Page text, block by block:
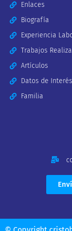
Enlaces
Biografía
Experiencia
Trabajos
Artículos
Datos de Interés
Familia